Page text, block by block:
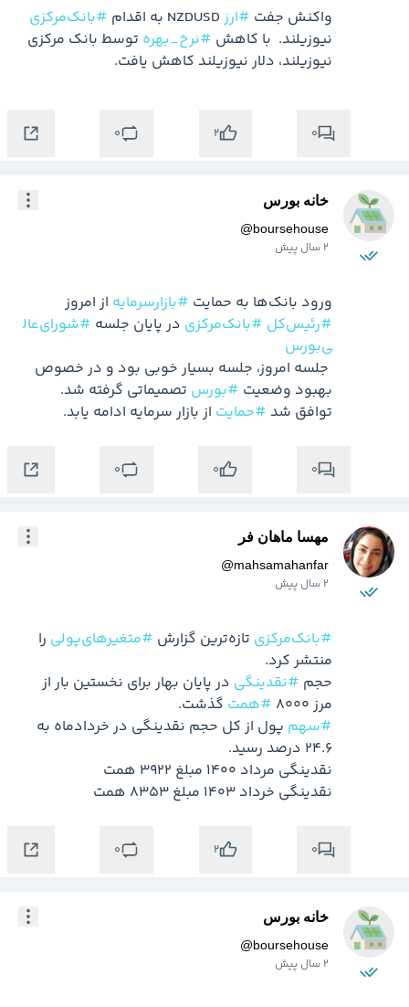
واکنش جفت #ارز
#بانک‌مرکزی
نیوزیلند.  با کاهش #نرخ_بهره
نیوزیلند، دلار نیوزیلند کاهش یافت.
0
2
0
خانه بورس
@boursehouse
2 سال پیش
ورود بانک‌ها به حمایت #بازارسرمایه از امروز
#رئیس‌کل
#بانک‌مرکزی در پایان جلسه
#شورای‌عال
ی‌بورس
بهبود وضعیت #بورس
توافق شد #حمایت از بازار سرمایه ادامه یابد.
0
0
0
مهسا ماهان فر
@mahsamahanfar
2 سال پیش
#بانک‌مرکزی تازه‌ترین گزارش #متغیرهای‌پولی
حجم #نقدینگی
مرز ۸۰۰۰
#همت گذشت.
#سهم
نقدینگی خرداد ۱۴۰۳ مبلغ ۸۳۵۳ همت
0
2
0
خانه بورس
@boursehouse
2 سال پیش